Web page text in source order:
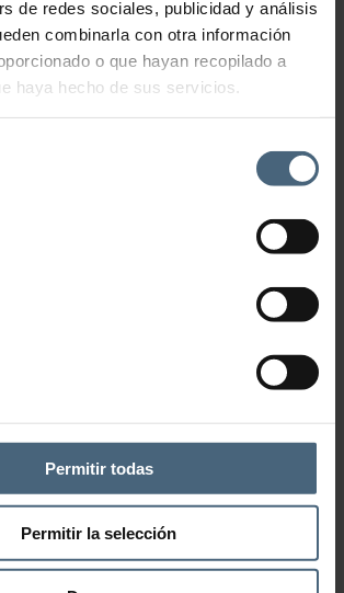
de redes sociales, publicidad y análisis
combinarla con otra información
o que hayan recopilado a
haya hecho de sus servicios.
Permitir todas
Permitir la selección
algas de la Bretaña francesa con fines
que, por su riqueza excepcional y una gran
para remineralizar y nutrir la piel. El
una agradable sensación de relax y
a base de algas verdes y pardas,